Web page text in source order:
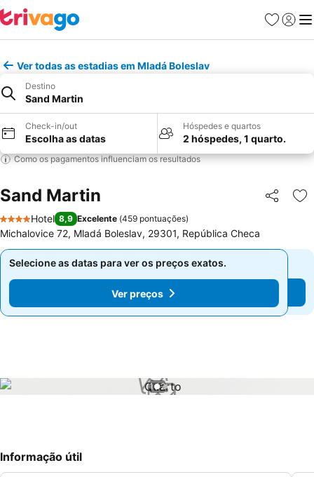
Favoritos
Iniciar
Ver todas as estadias em Mladá Boleslav
Destino
Sand Martin
Check-in/out
Escolha as datas
Hóspedes e quartos
2 hóspedes, 1 quarto.
Como os pagamentos influenciam os resultados
Sand Martin Partilhar
4 Estrelas
Hotel 8,9 Excelente (459 pontuações)
Michalovice 72, Mladá Boleslav, 29301, República Checa
Selecione as datas para ver os preços exatos.
Ver preços
Selecione as datas para ver os preços exatos.
Ver preços
1 / 2
Informação útil